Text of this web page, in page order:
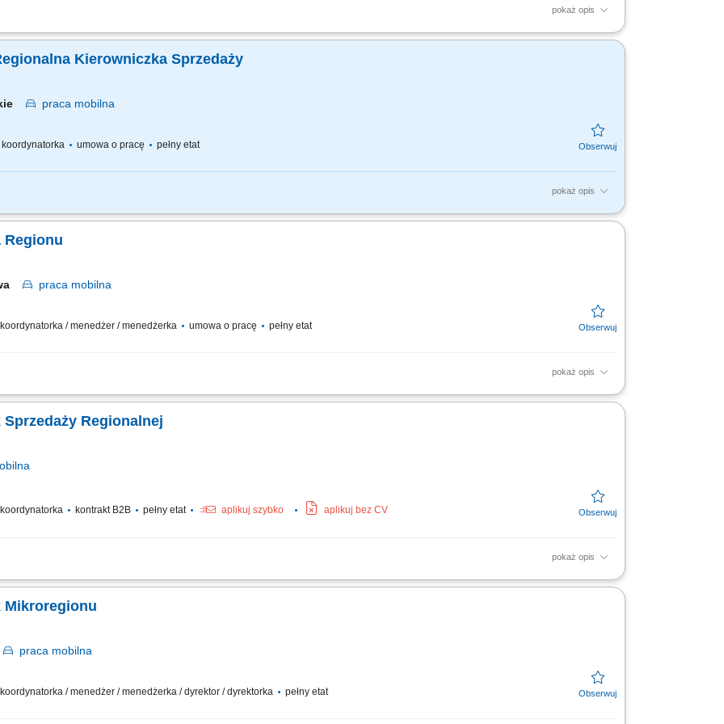
pokaż opis
standardów posprzedażnych w serwisach ASO; Merytoryczna pomoc dla stacji ASO w zakresie gwarancji, części oraz
Kierowniczka Sprzedaży
praca mobilna
umowa o pracę pełny etat
pokaż opis
budżetów sprzedaży na podległym terenie: wielkopolskie, łódzkie, lubuskie, zachodniopomorskie.​ Budowanie strategii
praca mobilna
/ menedżer / menedżerka umowa o pracę pełny etat
pokaż opis
usługowych na wyznaczonym obszarze województwa mazowieckiego. Przywództwo oraz merytoryczne wsparcie dla
Sprzedaży Regionalnej
kontrakt B2B pełny etat aplikuj szybko aplikuj bez CV
pokaż opis
i standardami obsługi posprzedażnej w sieci Autoryzowanych Stacji Obsługi (ASO) Wspieranie ASO w procedurach
Mikroregionu
praca mobilna
/ menedżer / menedżerka / dyrektor / dyrektorka pełny etat